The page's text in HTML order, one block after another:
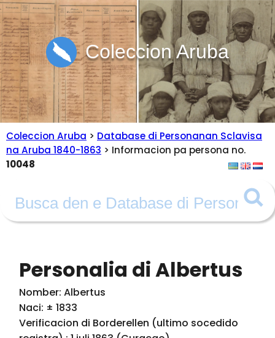
Coleccion Aruba
Coleccion Aruba > Database di Personanan Sclavisa
na Aruba 1840-1863 > Informacion pa persona no.
10048
Personalia di Albertus
Nomber: Albertus
Naci: ± 1833
Verificacion di Borderellen (ultimo socedido